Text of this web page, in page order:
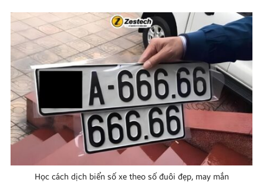
Học cách dịch biển số xe theo số đuôi đẹp, may mắn